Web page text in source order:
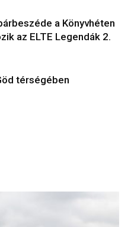
a Könyvhéten
az ELTE Legendák 2.
térségében